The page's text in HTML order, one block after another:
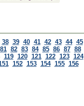
38 39 40 41 42 43 44 45
81 82 83 84 85 86 87 88
119 120 121 122 123 124
152 153 154 155 156